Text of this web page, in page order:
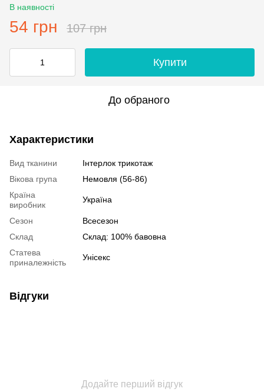
В наявності
54 грн 107 грн
Купити
До обраного
Характеристики
Вид тканини
Інтерлок трикотаж
Вікова група
Немовля (56-86)
Країна
виробник
Україна
Сезон
Всесезон
Склад
Склад: 100% бавовна
Статева
приналежність
Унісекс
Відгуки
Додайте перший відгук